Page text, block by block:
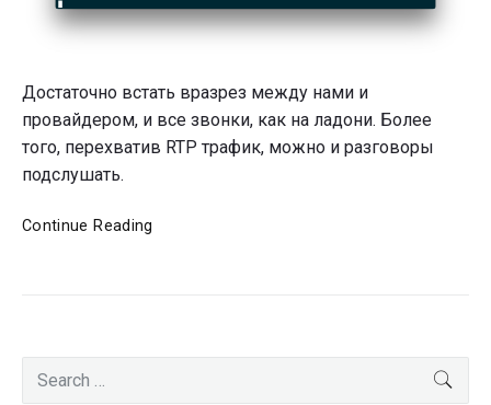
Достаточно встать вразрез между нами и
провайдером, и все звонки, как на ладони. Более
того, перехватив RTP трафик, можно и разговоры
подслушать.
Continue Reading
Sidebar
for: